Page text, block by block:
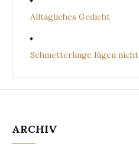
Alltägliches Gedicht
Schmetterlinge lügen nicht
ARCHIV